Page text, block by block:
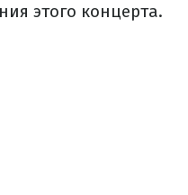
этого концерта.